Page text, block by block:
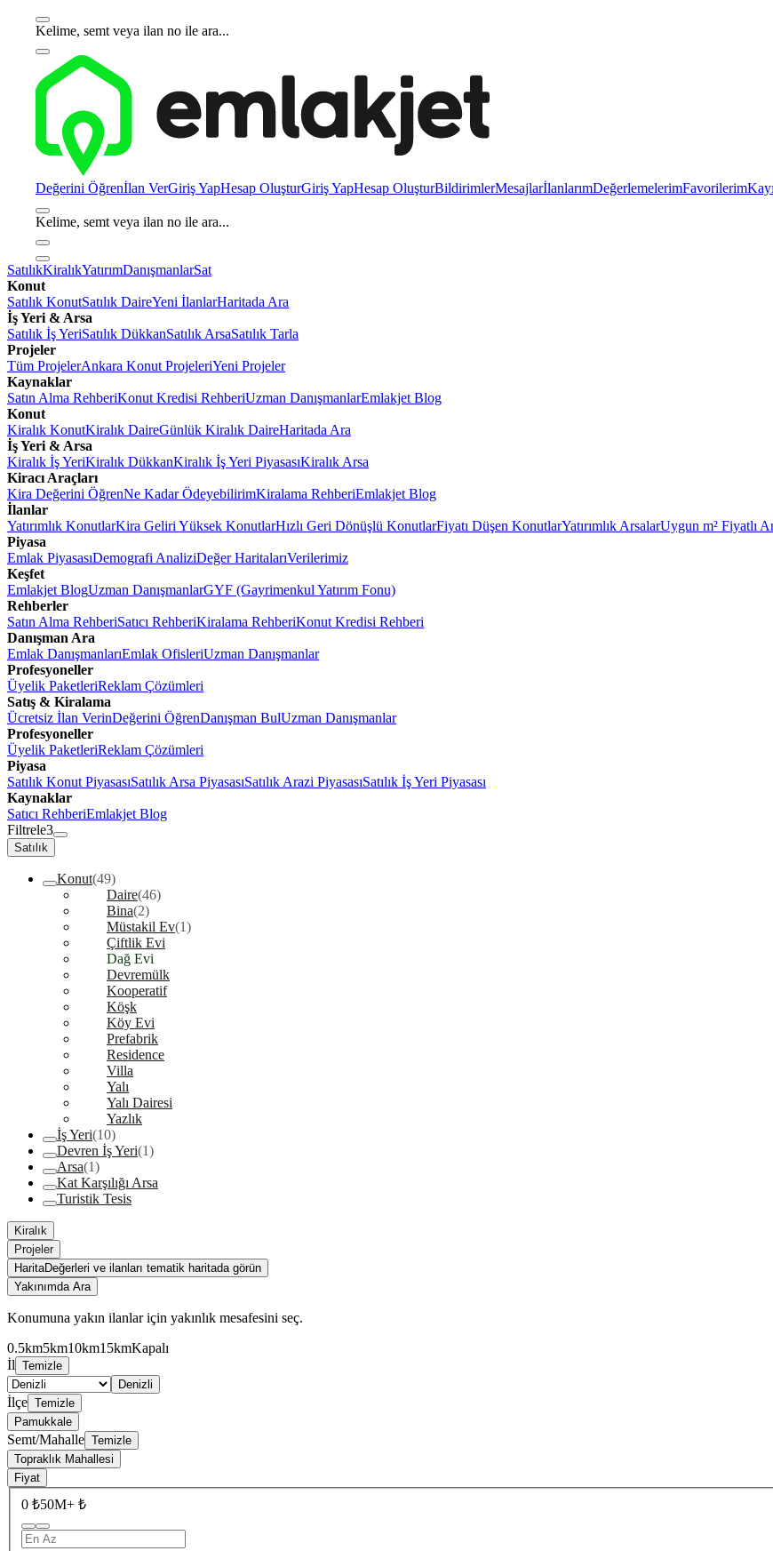
Kelime, semt veya ilan no ile ara...
Değerini Öğrenİlan VerGiriş YapHesap OluşturGiriş YapHesap OluşturBildirimlerMesajlarİlanlarımDeğerlemelerimFavorilerim
Kelime, semt veya ilan no ile ara...
SatılıkKiralıkYatırımDanışmanlarSat
Konut
Satılık KonutSatılık DaireYeni İlanlarHaritada Ara
İş Yeri & Arsa
Satılık İş YeriSatılık DükkanSatılık ArsaSatılık Tarla
Projeler
Tüm ProjelerAnkara Konut ProjeleriYeni Projeler
Kaynaklar
Satın Alma RehberiKonut Kredisi RehberiUzman DanışmanlarEmlakjet Blog
Konut
Kiralık KonutKiralık DaireGünlük Kiralık DaireHaritada Ara
İş Yeri & Arsa
Kiralık İş YeriKiralık DükkanKiralık İş Yeri PiyasasıKiralık Arsa
Kiracı Araçları
Kira Değerini ÖğrenNe Kadar ÖdeyebilirimKiralama RehberiEmlakjet Blog
İlanlar
Yatırımlık KonutlarKira Geliri Yüksek KonutlarHızlı Geri Dönüşlü KonutlarFiyatı Düşen KonutlarYatırımlık ArsalarUygun m² Fiyatlı
Piyasa
Emlak PiyasasıDemografi AnaliziDeğer HaritalarıVerilerimiz
Keşfet
Emlakjet BlogUzman DanışmanlarGYF (Gayrimenkul Yatırım Fonu)
Rehberler
Satın Alma RehberiSatıcı RehberiKiralama RehberiKonut Kredisi Rehberi
Danışman Ara
Emlak DanışmanlarıEmlak OfisleriUzman Danışmanlar
Profesyoneller
Üyelik PaketleriReklam Çözümleri
Satış & Kiralama
Ücretsiz İlan VerinDeğerini ÖğrenDanışman BulUzman Danışmanlar
Profesyoneller
Üyelik PaketleriReklam Çözümleri
Piyasa
Satılık Konut PiyasasıSatılık Arsa PiyasasıSatılık Arazi PiyasasıSatılık İş Yeri Piyasası
Kaynaklar
Satıcı RehberiEmlakjet Blog
Filtrele3
Satılık
Konut(49)
Daire(46)
Bina(2)
Müstakil Ev(1)
Çiftlik Evi
Dağ Evi
Devremülk
Kooperatif
Köşk
Köy Evi
Prefabrik
Residence
Villa
Yalı
Yalı Dairesi
Yazlık
İş Yeri(10)
Devren İş Yeri(1)
Arsa(1)
Kat Karşılığı Arsa
Turistik Tesis
Kiralık
Projeler
HaritaDeğerleri ve ilanları tematik haritada görün
Yakınımda Ara
Konumuna yakın ilanlar için yakınlık mesafesini seç.
0.5km5km10km15kmKapalı
İl Temizle
Denizli
İlçe Temizle
Pamukkale
Semt/Mahalle Temizle
Topraklık Mahallesi
Fiyat
0 ₺50M+ ₺